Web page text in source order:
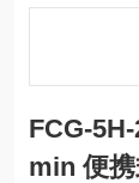
FCG-
min 便